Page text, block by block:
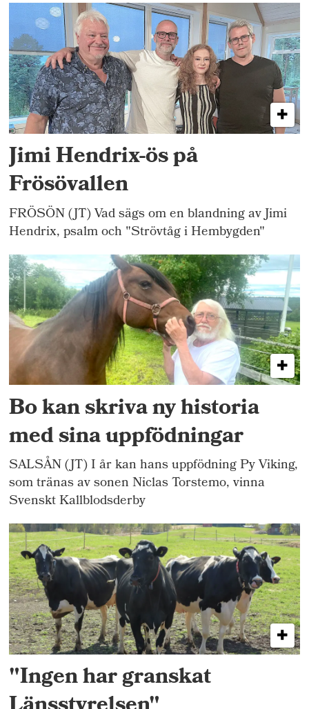
Jimi Hendrix-ös på
Frösövallen
FRÖSÖN (JT) Vad sägs om en blandning av Jimi
Hendrix, psalm och "Strövtåg i Hembygden"
Bo kan skriva ny historia
med sina uppfödningar
SALSÅN (JT) I år kan hans uppfödning Py Viking,
som tränas av sonen Niclas Torstemo, vinna
Svenskt Kallblodsderby
"Ingen har granskat